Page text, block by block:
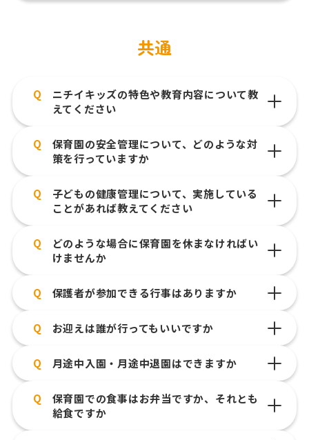
共通
Q
ニチイキッズの特色や教育内容について教
えてください
Q
保育園の安全管理について、どのような対
策を行っていますか
Q
子どもの健康管理について、実施している
ことがあれば教えてください
Q
どのような場合に保育園を休まなければい
けませんか
Q 保護者が参加できる行事はありますか
Q お迎えは誰が行ってもいいですか
Q 月途中入園・月途中退園はできますか
Q
保育園での食事はお弁当ですか、それとも
給食ですか